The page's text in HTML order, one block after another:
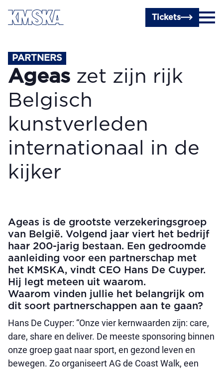
Ga naar hoofdinhoud
Tickets
PARTNERS
Ageas zet zijn rijk
Belgisch
kunstverleden
internationaal in de
kijker
Ageas is de grootste verzekeringsgroep
van België. Volgend jaar viert het bedrijf
haar 200-jarig bestaan. Een gedroomde
aanleiding voor een partnerschap met
het KMSKA, vindt CEO Hans De Cuyper.
Hij legt meteen uit waarom.
Waarom vinden jullie het belangrijk om
dit soort partnerschappen aan te gaan?
Hans De Cuyper: “Onze vier kernwaarden zijn: care,
dare, share en deliver. De meeste sponsoring binnen
onze groep gaat naar sport, en gezond leven en
bewegen. Zo organiseert AG de Coast Walk, een